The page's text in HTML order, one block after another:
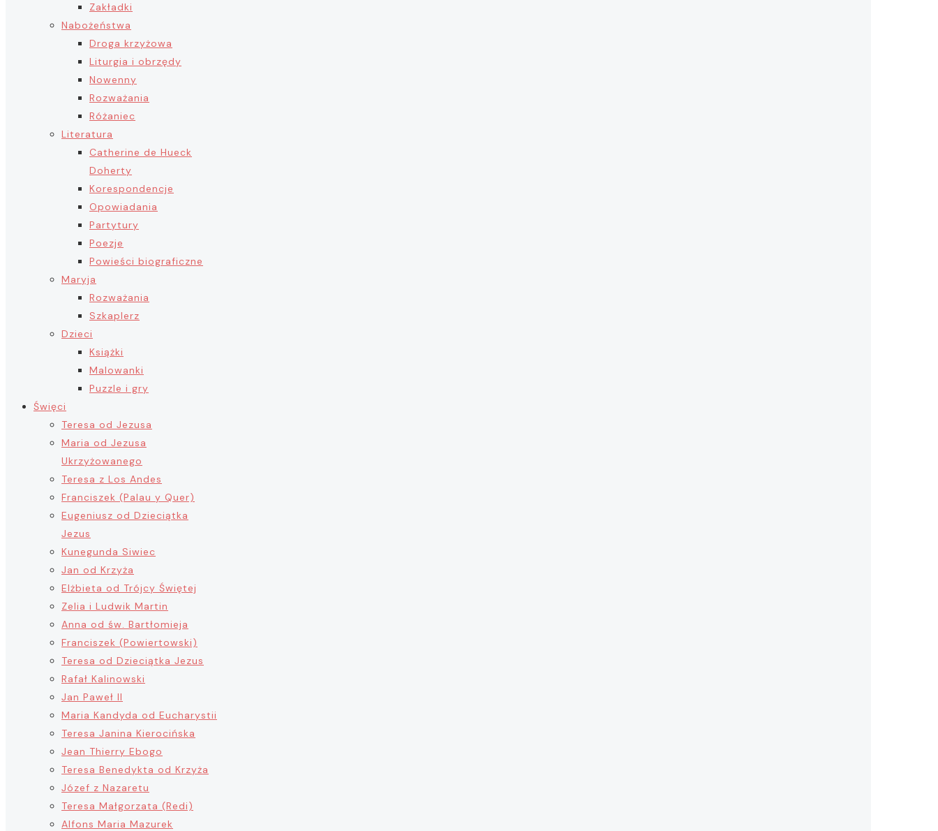
Zakładki
Nabożeństwa
Droga krzyżowa
Liturgia i obrzędy
Nowenny
Rozważania
Różaniec
Literatura
Catherine de Hueck
Doherty
Korespondencje
Opowiadania
Partytury
Poezje
Powieści biograficzne
Maryja
Rozważania
Szkaplerz
Dzieci
Książki
Malowanki
Puzzle i gry
Święci
Teresa od Jezusa
Maria od Jezusa
Ukrzyżowanego
Teresa z Los Andes
Franciszek (Palau y Quer)
Eugeniusz od Dzieciątka
Jezus
Kunegunda Siwiec
Jan od Krzyża
Elżbieta od Trójcy Świętej
Zelia i Ludwik Martin
Anna od św. Bartłomieja
Franciszek (Powiertowski)
Teresa od Dzieciątka Jezus
Rafał Kalinowski
Jan Paweł II
Maria Kandyda od Eucharystii
Teresa Janina Kierocińska
Jean Thierry Ebogo
Teresa Benedykta od Krzyża
Józef z Nazaretu
Teresa Małgorzata (Redi)
Alfons Maria Mazurek